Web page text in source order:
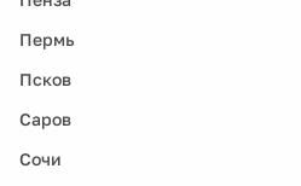
Пермь
Псков
Саров
Сочи